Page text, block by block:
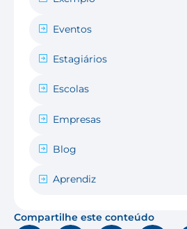
Eventos
Estagiários
Escolas
Empresas
Blog
Aprendiz
Compartilhe este conteúdo